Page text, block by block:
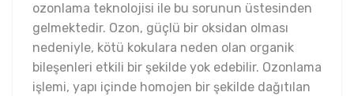
ozonlama teknolojisi ile bu sorunun üstesinden
gelmektedir. Ozon, güçlü bir oksidan olması
nedeniyle, kötü kokulara neden olan organik
bileşenleri etkili bir şekilde yok edebilir. Ozonlama
işlemi, yapı içinde homojen bir şekilde dağıtılan